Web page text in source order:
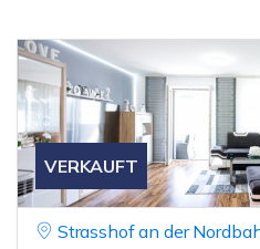
VERKAUFT
Strasshof an der